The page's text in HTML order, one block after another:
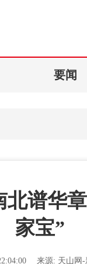
要闻
谱华
家宝”
来源: 天山网-